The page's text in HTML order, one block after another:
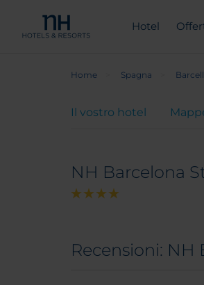
Hotel
Home Spagna
Il vostro hotel
NH Barcelona
Recensioni: